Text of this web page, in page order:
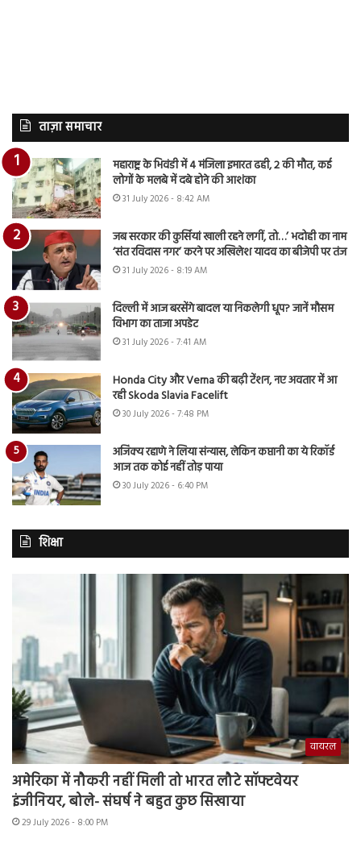
ताज़ा समाचार
महाराष्ट्र के भिवंडी में 4 मंजिला इमारत ढही, 2 की मौत, कई
लोगों के मलबे में दबे होने की आशंका
31 July 2026 - 8:42 AM
जब सरकार की कुर्सियां खाली रहने लगीं, तो…’ भदोही का नाम
‘संत रविदास नगर’ करने पर अखिलेश यादव का बीजेपी पर तंज
31 July 2026 - 8:19 AM
दिल्ली में आज बरसेंगे बादल या निकलेगी धूप? जानें मौसम
विभाग का ताजा अपडेट
31 July 2026 - 7:41 AM
Honda City और Verna की बढ़ी टेंशन, नए अवतार में आ
रही Skoda Slavia Facelift
30 July 2026 - 7:48 PM
अजिंक्य रहाणे ने लिया संन्यास, लेकिन कप्तानी का ये रिकॉर्ड
आज तक कोई नहीं तोड़ पाया
30 July 2026 - 6:40 PM
शिक्षा
वायरल
अमेरिका में नौकरी नहीं मिली तो भारत लौटे सॉफ्टवेयर
इंजीनियर, बोले- संघर्ष ने बहुत कुछ सिखाया
29 July 2026 - 8:00 PM